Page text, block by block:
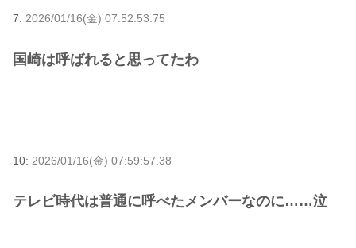
7: 2026/01/16(金) 07:52:53.75
国崎は呼ばれると思ってたわ
10: 2026/01/16(金) 07:59:57.38
テレビ時代は普通に呼べたメンバーなのに……泣